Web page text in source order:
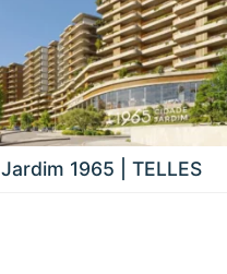
1965 | TELLES